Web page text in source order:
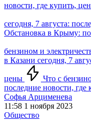
новости, где купить,
сегодня, 7 августа:
Обстановка в Крыму:
бензином и
в Казани сегодня, 7
цены
Что с
последние новости, где
Софья Арцименева
11:58 1 ноября 2023
Общество